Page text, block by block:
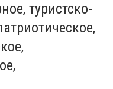
туристско-